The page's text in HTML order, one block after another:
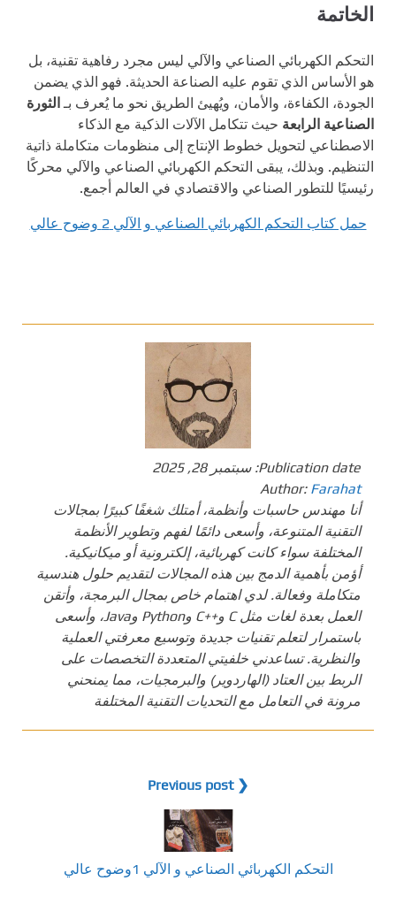
الخاتمة
التحكم الكهربائي الصناعي والآلي ليس مجرد رفاهية تقنية، بل
هو الأساس الذي تقوم عليه الصناعة الحديثة. فهو الذي يضمن
الجودة، الكفاءة، والأمان، ويُهيئ الطريق نحو ما يُعرف بـ الثورة
الصناعية الرابعة حيث تتكامل الآلات الذكية مع الذكاء
الاصطناعي لتحويل خطوط الإنتاج إلى منظومات متكاملة ذاتية
التنظيم. وبذلك، يبقى التحكم الكهربائي الصناعي والآلي محركًا
رئيسيًا للتطور الصناعي والاقتصادي في العالم أجمع.
حمل كتاب التحكم الكهربائي الصناعي و الآلي 2 وضوح عالي
Publication date: سبتمبر 28, 2025
Author: Farahat
أنا مهندس حاسبات وأنظمة، أمتلك شغفًا كبيرًا بمجالات
التقنية المتنوعة، وأسعى دائمًا لفهم وتطوير الأنظمة
المختلفة سواء كانت كهربائية، إلكترونية أو ميكانيكية.
أؤمن بأهمية الدمج بين هذه المجالات لتقديم حلول هندسية
متكاملة وفعالة. لدي اهتمام خاص بمجال البرمجة، وأتقن
العمل بعدة لغات مثل C و++C وPython وJava، وأسعى
باستمرار لتعلم تقنيات جديدة وتوسيع معرفتي العملية
والنظرية. تساعدني خلفيتي المتعددة التخصصات على
الربط بين العتاد (الهاردوير) والبرمجيات، مما يمنحني
مرونة في التعامل مع التحديات التقنية المختلفة
❮ Previous post
التحكم الكهربائي الصناعي و الآلي 1وضوح عالي